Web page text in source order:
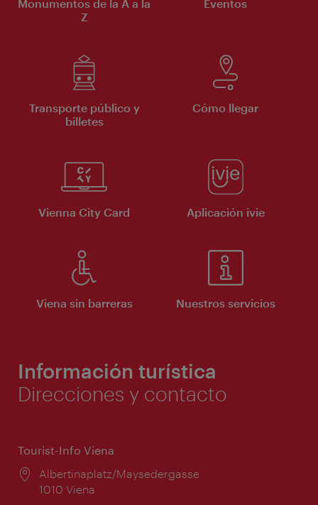
Monumentos de la A a la
Z
Eventos
Transporte público y
billetes
Cómo llegar
Vienna City Card Aplicación ivie
Viena sin barreras Nuestros servicios
Información turística
Direcciones y contacto
Tourist-Info Viena
Lugar:
Albertinaplatz/Maysedergasse
1010 Viena